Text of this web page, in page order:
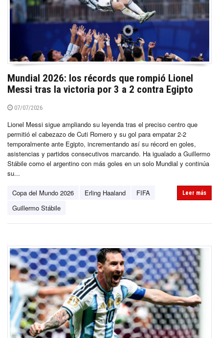
Mundial 2026: los récords que rompió Lionel
Messi tras la victoria por 3 a 2 contra Egipto
07/07/2026
Lionel Messi sigue ampliando su leyenda tras el preciso centro que
permitió el cabezazo de Cuti Romero y su gol para empatar 2-2
temporalmente ante Egipto, incrementando así su récord en goles,
asistencias y partidos consecutivos marcando. Ha igualado a Guillermo
Stábile como el argentino con más goles en un solo Mundial y continúa
su...
Copa del Mundo 2026 Erling Haaland
FIFA
Guillermo Stábile
Leer más